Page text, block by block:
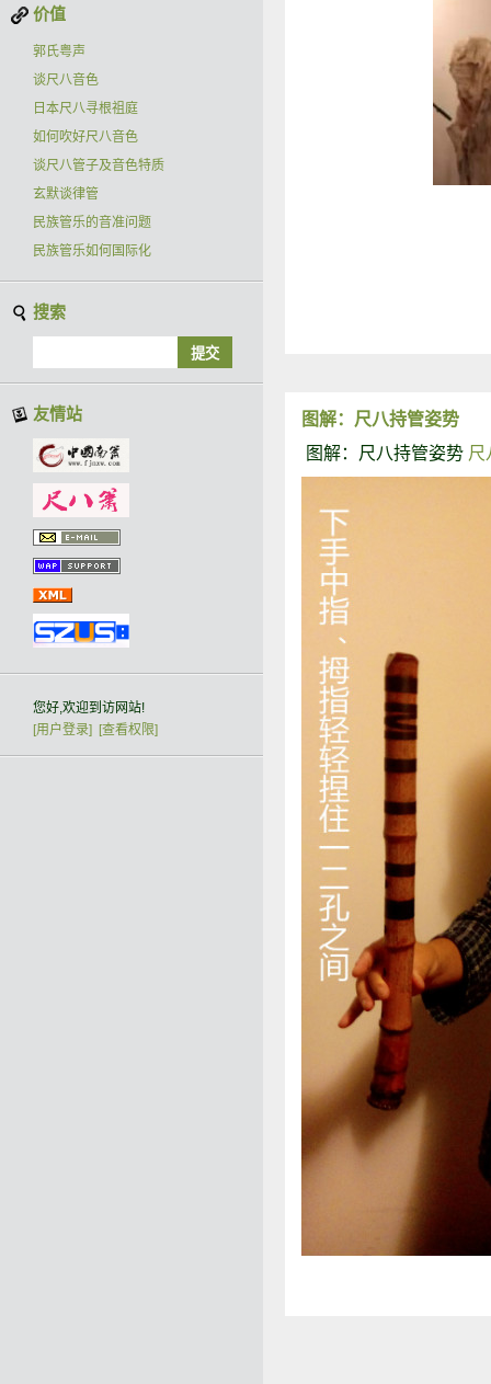
图解：尺八持管姿势
图解：尺八持管姿势 尺
价值
郭氏粤声
谈尺八音色
日本尺八寻根祖庭
如何吹好尺八音色
谈尺八管子及音色特质
玄默谈律管
民族管乐的音准问题
民族管乐如何国际化
搜索
友情站
您好,欢迎到访网站!
[用户登录]
[查看权限]